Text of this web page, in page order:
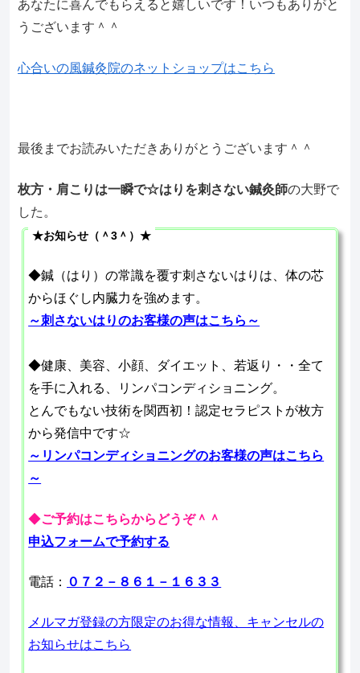
あなたに喜んでもらえると嬉しいです！いつもありがと
うございます＾＾
心合いの風鍼灸院のネットショップはこちら
最後までお読みいただきありがとうございます＾＾
枚方・肩こりは一瞬で☆はりを刺さない鍼灸師の大野で
した。
★お知らせ（＾3＾）★
◆鍼（はり）の常識を覆す刺さないはりは、体の芯
からほぐし内臓力を強めます。
～刺さないはりのお客様の声はこちら～
◆健康、美容、小顔、ダイエット、若返り・・全て
を手に入れる、リンパコンディショニング。
とんでもない技術を関西初！認定セラピストが枚方
から発信中です☆
～リンパコンディショニングのお客様の声はこちら
～
◆ご予約はこちらからどうぞ＾＾
申込フォームで予約する
電話： ０７２－８６１－１６３３
メルマガ登録の方限定のお得な情報、キャンセルの
お知らせはこちら